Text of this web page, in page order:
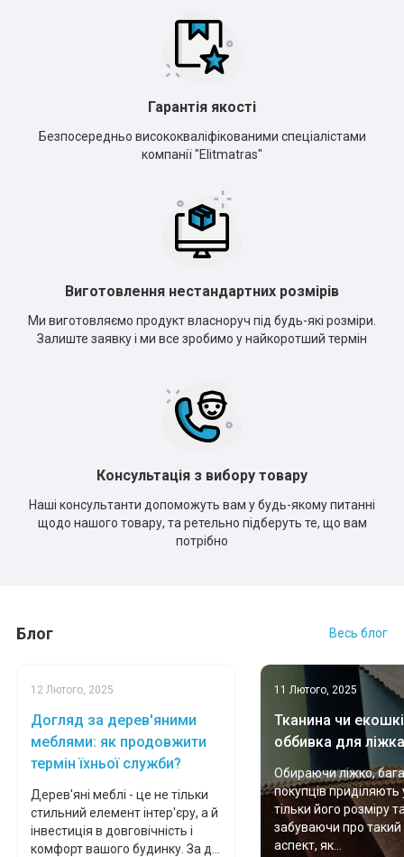
Гарантія якості
Безпосередньо висококваліфікованими спеціалістами
компанії "Elitmatras"
Виготовлення нестандартних розмірів
Ми виготовляємо продукт власноруч під будь-які розміри.
Залиште заявку і ми все зробимо у найкоротший термін
Консультація з вибору товару
Наші консультанти допоможуть вам у будь-якому питанні
щодо нашого товару, та ретельно підберуть те, що вам
потрібно
Блог Весь блог
12 Лютого, 2025
Догляд за дерев'яними
меблями: як продовжити
термін їхньої служби?
Дерев'яні меблі - це не тільки
стильний елемент інтер'єру, а й
інвестиція в довговічність і
комфорт вашого будинку. За д...
11 Лютого, 2025
Тканина чи
оббивка для
Обираючи ліжко,
покупців приділяють
тільки його розміру
забуваючи про
аспект, як...